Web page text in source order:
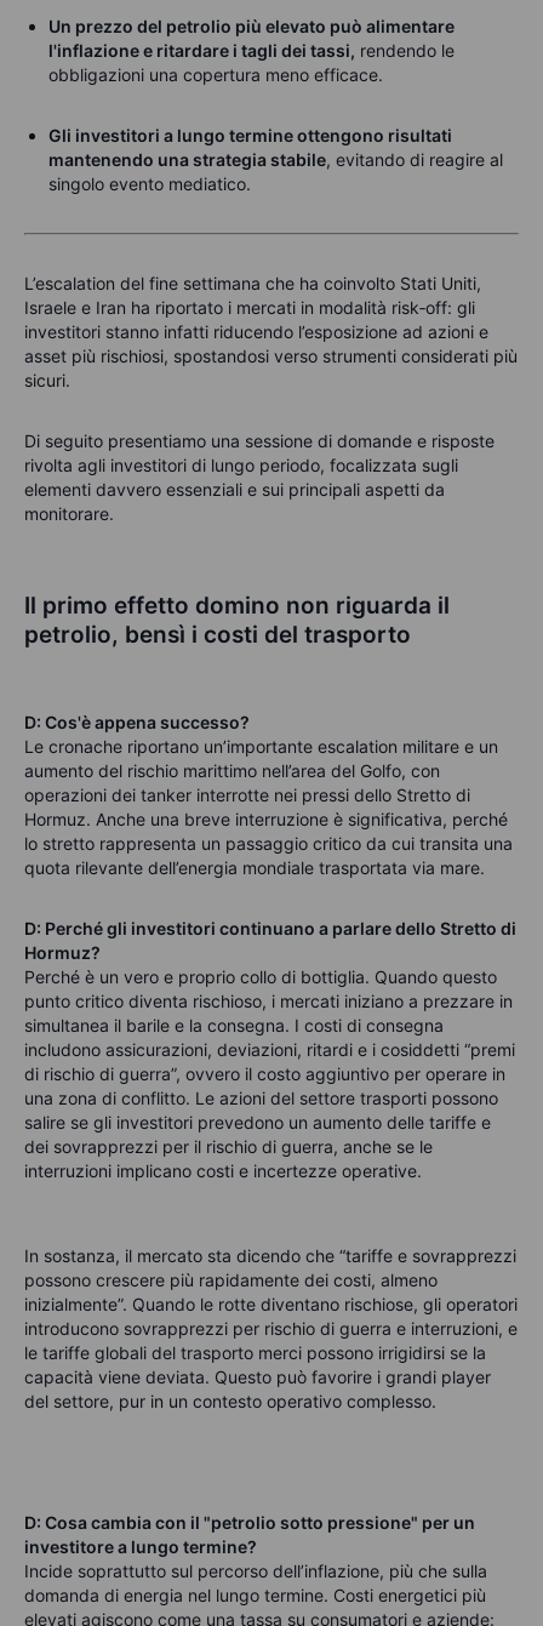
Un prezzo del petrolio più elevato può alimentare
l'inflazione e ritardare i tagli dei tassi, rendendo le
obbligazioni una copertura meno efficace.
Gli investitori a lungo termine ottengono risultati
mantenendo una strategia stabile, evitando di reagire al
singolo evento mediatico.
L’escalation del fine settimana che ha coinvolto Stati Uniti,
Israele e Iran ha riportato i mercati in modalità risk‑off: gli
investitori stanno infatti riducendo l’esposizione ad azioni e
asset più rischiosi, spostandosi verso strumenti considerati più
sicuri.
Di seguito presentiamo una sessione di domande e risposte
rivolta agli investitori di lungo periodo, focalizzata sugli
elementi davvero essenziali e sui principali aspetti da
monitorare.
Il primo effetto domino non riguarda il
petrolio, bensì i costi del trasporto
D: Cos'è appena successo?
L e cronache riportano un’importante escalation militare e un
aumento del rischio marittimo nell’area del Golfo, con
operazioni dei tanker interrotte nei pressi dello Stretto di
Hormuz. Anche una breve interruzione è significativa, perché
lo stretto rappresenta un passaggio critico da cui transita una
quota rilevante dell’energia mondiale trasportata via mare.
D: Perché gli investitori continuano a parlare dello Stretto di
Hormuz?
Perché è un vero e proprio collo di bottiglia. Quando questo
punto critico diventa rischioso, i mercati iniziano a prezzare in
simultanea il barile e la consegna. I costi di consegna
includono assicurazioni, deviazioni, ritardi e i cosiddetti “premi
di rischio di guerra”, ovvero il costo aggiuntivo per operare in
una zona di conflitto. Le azioni del settore trasporti possono
salire se gli investitori prevedono un aumento delle tariffe e
dei sovrapprezzi per il rischio di guerra, anche se le
interruzioni implicano costi e incertezze operative.
In sostanza, il mercato sta dicendo che “tariffe e sovrapprezzi
possono crescere più rapidamente dei costi, almeno
inizialmente”. Quando le rotte diventano rischiose, gli operatori
introducono sovrapprezzi per rischio di guerra e interruzioni, e
le tariffe globali del trasporto merci possono irrigidirsi se la
capacità viene deviata. Questo può favorire i grandi player
del settore, pur in un contesto operativo complesso.
D: Cosa cambia con il "petrolio sotto pressione" per un
investitore a lungo termine?
Incide soprattutto sul percorso dell’inflazione, più che sulla
domanda di energia nel lungo termine. Costi energetici più
elevati agiscono come una tassa su consumatori e aziende: